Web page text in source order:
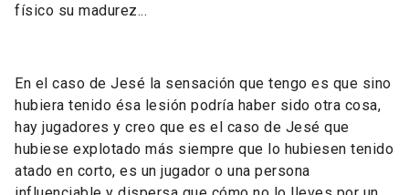
físico su madurez...
En el caso de Jesé la sensación que tengo es que sino
hubiera tenido ésa lesión podría haber sido otra cosa,
hay jugadores y creo que es el caso de Jesé que
hubiese explotado más siempre que lo hubiesen tenido
atado en corto, es un jugador o una persona